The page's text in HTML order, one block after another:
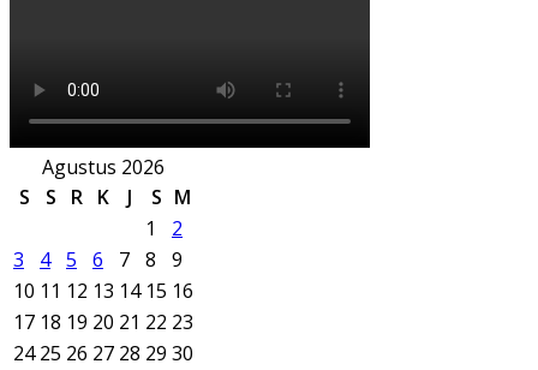
Agustus 2026
S
S R K J S M
1
2
3
4 5 6 7 8
9
10 11 12 13 14 15 16
17 18 19 20 21 22 23
24 25 26 27 28 29 30